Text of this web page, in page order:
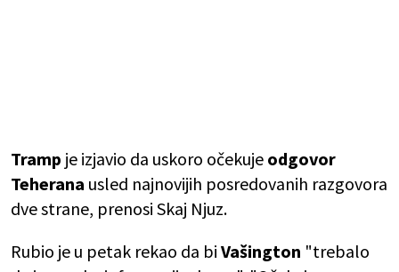
Tramp je izjavio da uskoro očekuje odgovor
Teherana usled najnovijih posredovanih razgovora
dve strane, prenosi Skaj Njuz.
Rubio je u petak rekao da bi Vašington "trebalo